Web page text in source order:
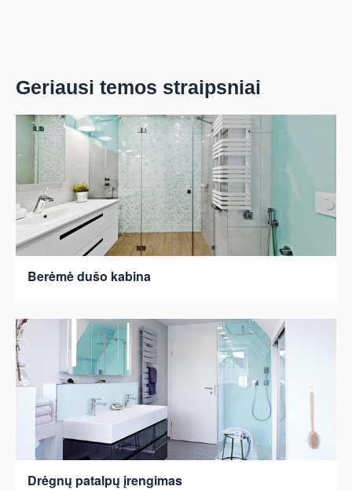
Geriausi temos straipsniai
Berėmė dušo kabina
Drėgnų patalpų įrengimas